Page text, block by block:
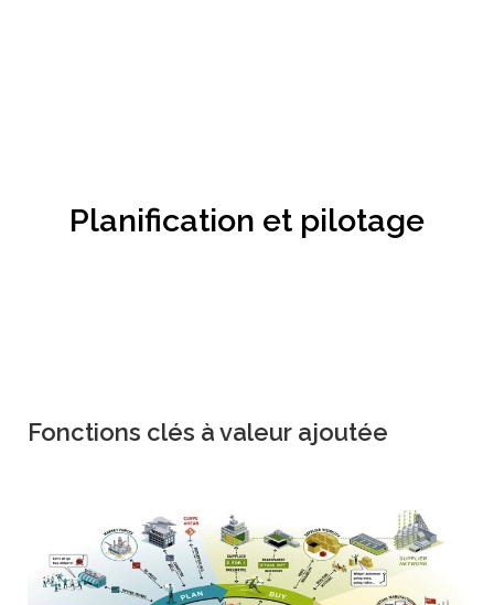
Planification et pilotage
Fonctions clés à valeur ajoutée